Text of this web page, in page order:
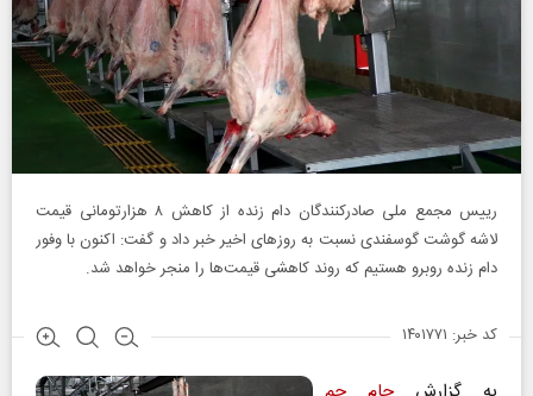
رییس مجمع ملی صادرکنندگان دام زنده از کاهش ۸ هزارتومانی قیمت
لاشه گوشت گوسفندی نسبت به روزهای اخیر خبر داد و گفت: اکنون با وفور
دام زنده روبرو هستیم که روند کاهشی قیمت‌ها را منجر خواهد شد.
کد خبر: ۱۴۰۱۷۷۱